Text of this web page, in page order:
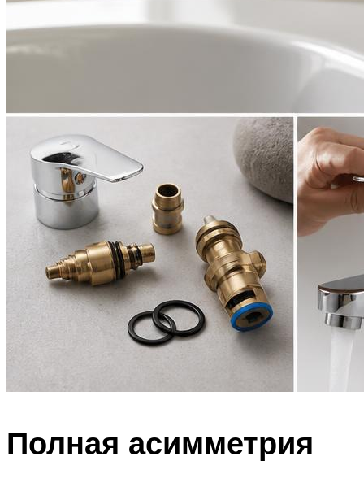
Полная асимметрия